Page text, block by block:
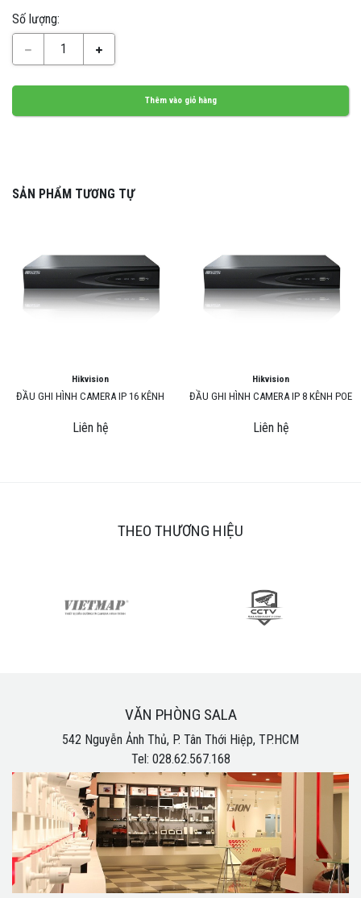
Số lượng:
1
Thêm vào giỏ hàng
SẢN PHẨM TƯƠNG TỰ
Hikvision
ĐẦU GHI HÌNH CAMERA IP 16 KÊNH
Liên hệ
Hikvision
ĐẦU GHI HÌNH CAMERA IP 8 KÊNH POE
Liên hệ
THEO THƯƠNG HIỆU
VĂN PHÒNG SALA
542 Nguyễn Ảnh Thủ, P. Tân Thới Hiệp, TP.HCM
Tel: 028.62.567.168